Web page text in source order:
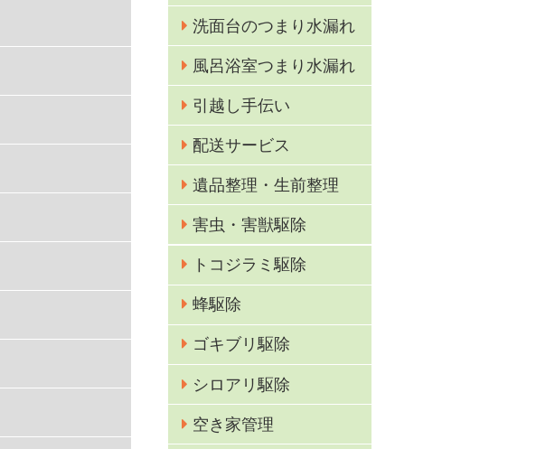
洗面台のつまり水漏れ
風呂浴室つまり水漏れ
引越し手伝い
配送サービス
遺品整理・生前整理
害虫・害獣駆除
トコジラミ駆除
蜂駆除
ゴキブリ駆除
シロアリ駆除
空き家管理